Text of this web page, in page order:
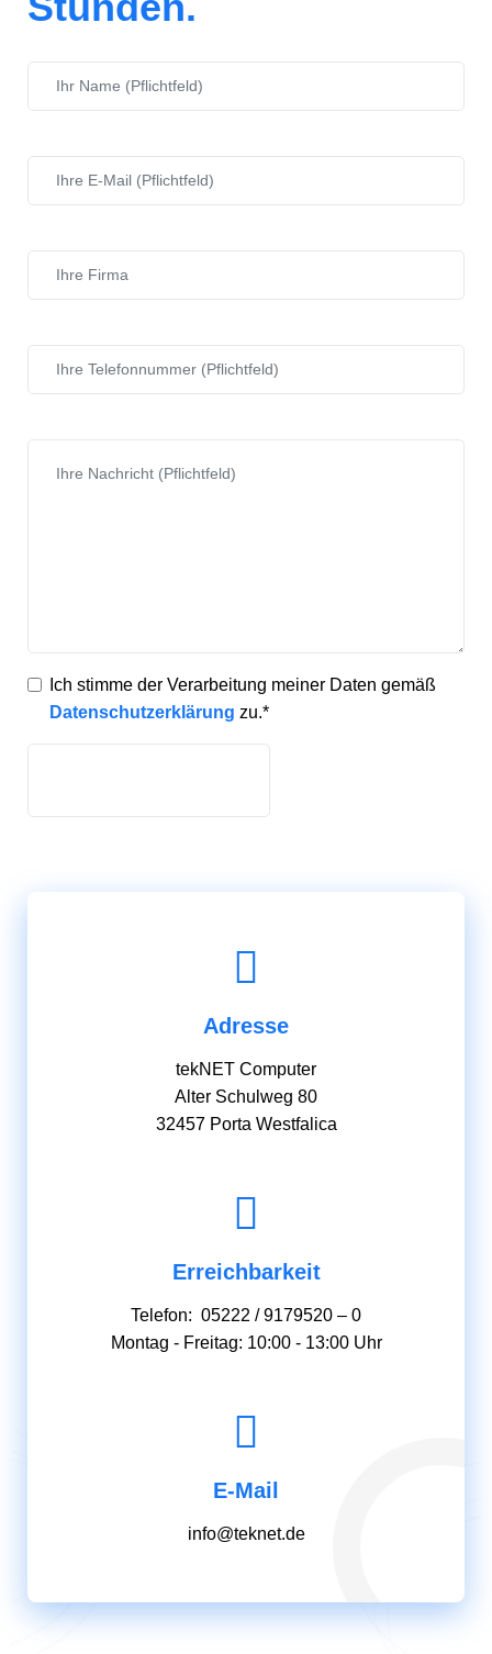
Ich stimme der Verarbeitung meiner Daten gemäß
Datenschutzerklärung zu.*
Adresse
tekNET Computer
Alter Schulweg 80
32457 Porta Westfalica
Erreichbarkeit
Telefon: 05222 / 9179520 – 0
Montag - Freitag: 10:00 - 13:00 Uhr
E-Mail
info@teknet.de